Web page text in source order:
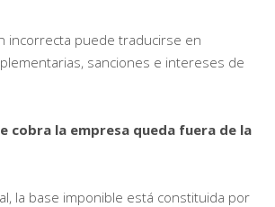
incorrecta puede traducirse en
sanciones e intereses de
cobra la empresa queda fuera de la
la base imponible está constituida por